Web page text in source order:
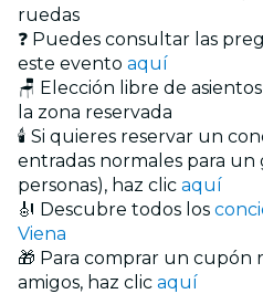
ruedas
❓ Puedes consultar las
este evento aquí
🪑 Elección libre de
la zona reservada
🕯️ Si quieres reservar un
entradas normales para
personas), haz clic aquí
🎻 Descubre todos los
Viena
🎁 Para comprar un cupón
amigos, haz clic aquí